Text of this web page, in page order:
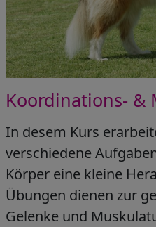
Koordinations-
In desem Kurs
verschiedene
Körper eine kleine
Übungen dienen zur
Gelenke und